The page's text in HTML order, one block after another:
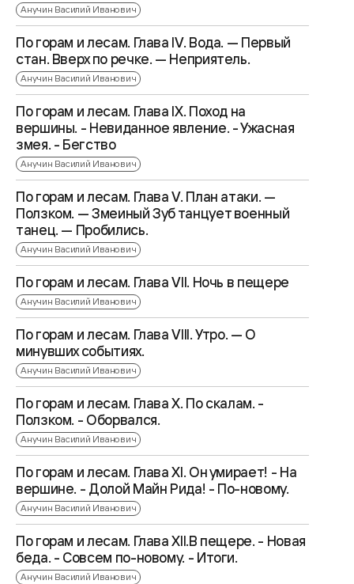
Анучин Василий Иванович
По горам и лесам. Глава IV. Вода. — Первый
стан. Вверх по речке. — Неприятель.
Анучин Василий Иванович
По горам и лесам. Глава IX. Поход на
вершины. - Невиданное явление. - Ужасная
змея. - Бегство
Анучин Василий Иванович
По горам и лесам. Глава V. План атаки. —
Ползком. — Змеиный Зуб танцует военный
танец. — Пробились.
Анучин Василий Иванович
По горам и лесам. Глава VII. Ночь в пещере
Анучин Василий Иванович
По горам и лесам. Глава VIII. Утро. — О
минувших событиях.
Анучин Василий Иванович
По горам и лесам. Глава X. По скалам. -
Ползком. - Оборвался.
Анучин Василий Иванович
По горам и лесам. Глава XI. Он умирает! - На
вершине. - Долой Майн Рида! - По-новому.
Анучин Василий Иванович
По горам и лесам. Глава XII.В пещере. - Новая
беда. - Совсем по-новому. - Итоги.
Анучин Василий Иванович